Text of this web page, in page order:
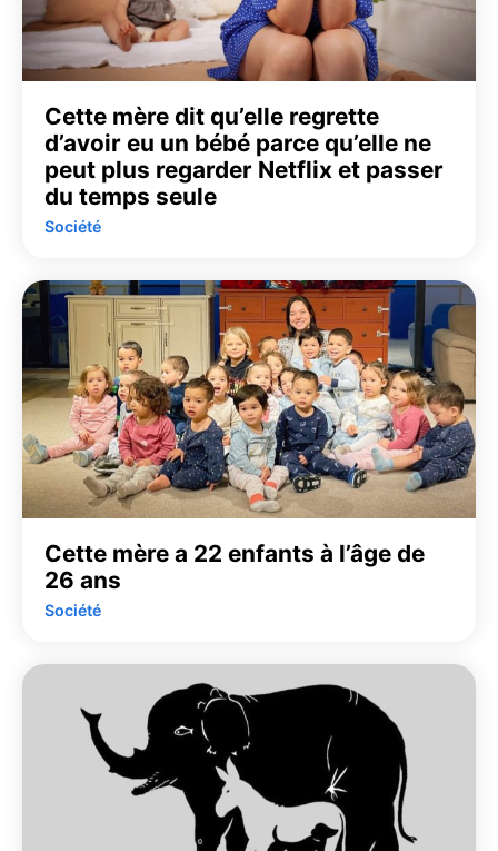
Cette mère dit qu’elle regrette
d’avoir eu un bébé parce qu’elle ne
peut plus regarder Netflix et passer
du temps seule
Société
Cette mère a 22 enfants à l’âge de
26 ans
Société